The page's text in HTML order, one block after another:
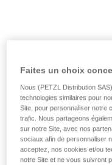
Clip calotin
Clip calotin de
Clip calotin de
Faites un choix
Nous (PETZL Distribution
technologies similaires pour
Site, pour personnaliser notre
trafic. Nous partageons
sur notre Site, avec nos
sociaux afin de personnaliser
acceptez, nos cookies et/ou
notre Site et ne vous suivront